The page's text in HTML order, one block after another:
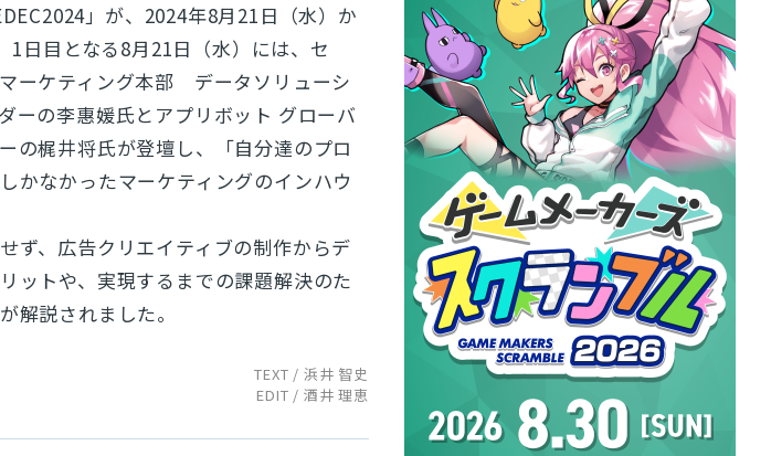
」が、2024年8月21日（水）か
日目となる8月21日（水）には、セ
ケティング本部 データソリューシ
の李惠媛氏とアプリボット グローバ
梶井将氏が登壇し、「自分達のプロ
かなかったマーケティングのインハウ
ず、広告クリエイティブの制作からデ
ットや、実現するまでの課題解決のた
解説されました。
TEXT / 浜井 智史
EDIT / 酒井 理恵